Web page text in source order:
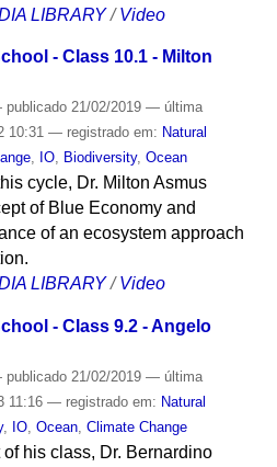
LIBRARY /Video
- Class 10.1 - Milton
publicado21/02/2019 — última
10:31 — registrado em: Natural
, IO, Biodiversity, Ocean
cycle, Dr. Milton Asmus
of Blue Economy and
of an ecosystem approach
LIBRARY / Video
- Class 9.2 - Angelo
publicado21/02/2019 — última
11:16 — registrado em: Natural
, IO, Ocean, Climate Change
his class, Dr. Bernardino